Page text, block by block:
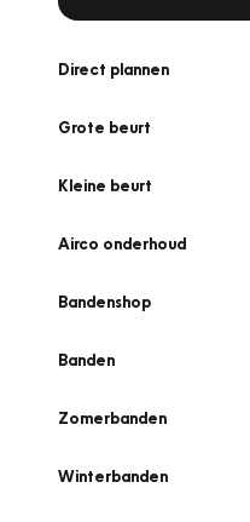
Direct plannen
Grote beurt
Kleine beurt
Airco onderhoud
Bandenshop
Banden
Zomerbanden
Winterbanden